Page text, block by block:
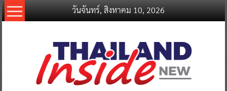
Skip
to
วันจันทร์, สิงหาคม 10, 2026